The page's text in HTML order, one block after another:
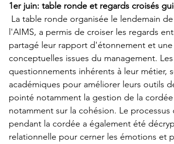
1er juin: table ronde et regards croisés
La table ronde organisée le lendemain
l'AIMS, a permis de croiser les regards
partagé leur rapport d'étonnement et
conceptuelles issues du management.
questionnements inhérents à leur métier,
académiques pour améliorer leurs outils
pointé notamment la gestion de la
notamment sur la cohésion. Le
pendant la cordée a également été
relationnelle pour cerner les émotions et